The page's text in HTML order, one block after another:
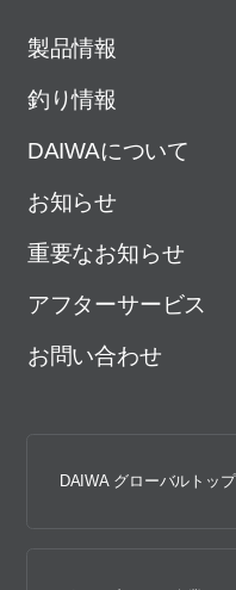
製品情報
釣り情報
DAIWAについて
お知らせ
重要なお知らせ
アフターサービス
お問い合わせ
DAIWA グローバルトップ